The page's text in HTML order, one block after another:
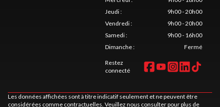
Jeudi:
9h00 - 20h00
Vendredi:
9h00 - 20h00
Samedi:
9h00 - 16h00
Dimanche: Fermé
Restez
connecté
Les données affichées sont à titre indicatif seulement et ne peuvent être
considérées comme contractuelles. Veuillez nous consulter pour plus de